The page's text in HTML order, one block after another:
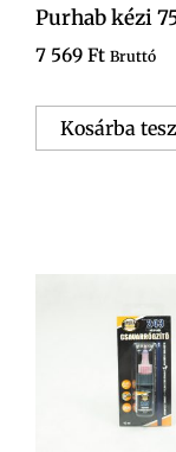
Purhab kézi
7 569 Ft Bruttó
Kosárba